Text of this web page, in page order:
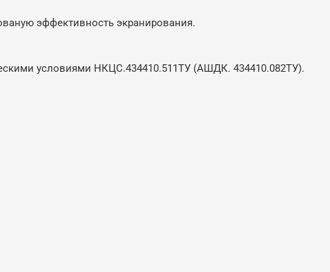
эффективность экранирования.
условиями НКЦС.434410.511ТУ (АШДК. 434410.082ТУ).